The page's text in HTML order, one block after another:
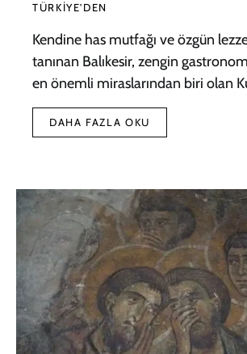
TÜRKIYE'DEN
Kendine has mutfağı ve özgün
tanınan Balıkesir, zengin
en önemli miraslarından biri olan
DAHA FAZLA OKU